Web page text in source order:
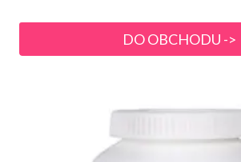
DO OBCHODU ->